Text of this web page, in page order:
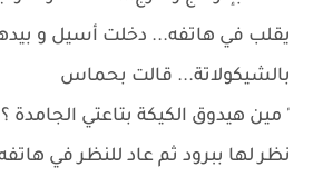
يقلب في هاتفه... دخلت أسيل و
بالشيكولاتة... قالت بحماس
' مين هيدوق الكيكة بتاعتي الجامدة ؟
نظر لها ببرود ثم عاد للنظر في